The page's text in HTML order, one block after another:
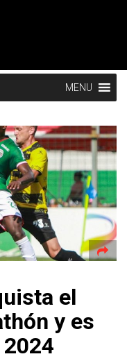
MENU
el
y es